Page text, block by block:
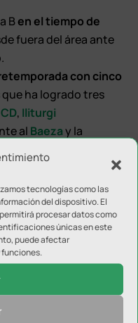
tecnologías como las
del dispositivo. El
procesar datos como
únicas en este
puede afectar
Ben el tiempo de
fuera del área ante
con cinco
ha logrado tres
, Iliturgi
al Baezay la
será publicada.
con*